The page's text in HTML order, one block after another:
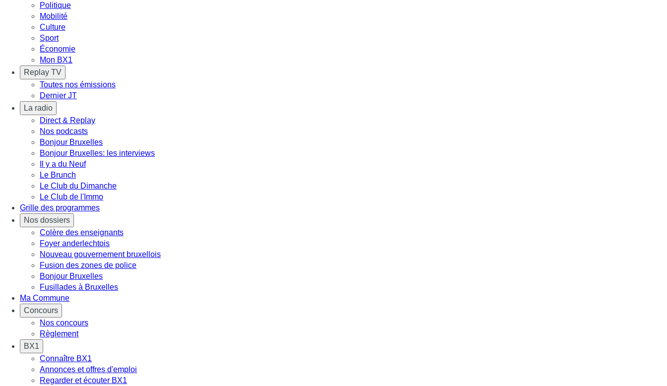
Politique
Mobilité
Culture
Sport
Économie
Mon BX1
Replay TV
Toutes nos émissions
Dernier JT
La radio
Direct & Replay
Nos podcasts
Bonjour Bruxelles
Bonjour Bruxelles: les interviews
Il y a du Neuf
Le Brunch
Le Club du Dimanche
Le Club de l'Immo
Grille des programmes
Nos dossiers
Colère des enseignants
Foyer anderlechtois
Nouveau gouvernement bruxellois
Fusion des zones de police
Bonjour Bruxelles
Fusillades à Bruxelles
Ma Commune
Concours
Nos concours
Règlement
BX1
Connaître BX1
Annonces et offres d'emploi
Regarder et écouter BX1